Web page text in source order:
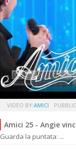
VIDEO BY:AMICI
Amici 25 - Angie
Guarda la puntata: ...